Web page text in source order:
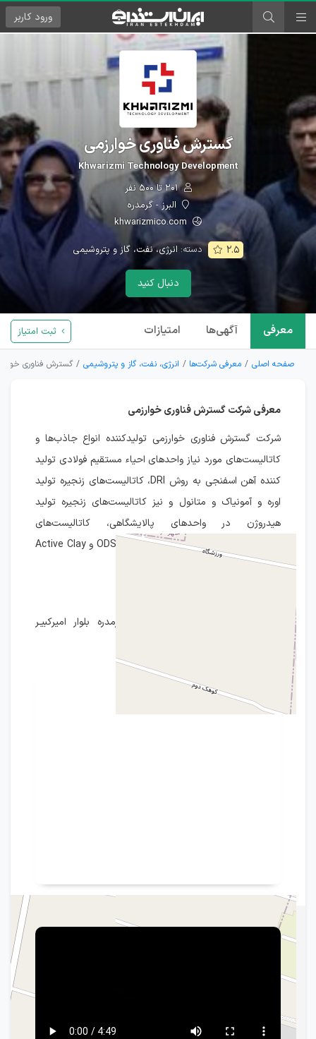
ورود کاربر
گسترش فناوری خوارزمی
Khwarizmi Technology Development
۲۰۱ تا ۵۰۰ نفر
البرز - گرمدره
۲.۵ دسته: انرژی، نفت، گاز و پتروشیمی
دنبال کنید
معرفی آگهی‌ها امتیازات ثبت امتیاز
صفحه اصلی معرفی شرکت‌ها انرژی، نفت، گاز و پتروشیمی گسترش فناوری
معرفی شرکت گسترش فناوری خوارزمی
شرکت گسترش فناوری خوارزمی تولیدکننده انواع جاذب‌ها و
کاتالیست‌های مورد نیاز واحدهای احیاء مستقیم فولادی تولید
کننده آهن اسفنجی به روش DRI، کاتالیست‌های زنجیره تولید
اوره و آمونیاک و متانول و نیز کاتالیست‌های زنجیره تولید
هیدروژن در واحدهای پالایشگاهی، کاتالیست‌های
هیدروژناسیون روغن مایع، کاتالیست‌های ODS و Active Clay
است.
اسـتان البرز، جاده مخصوص کرج، گرمدره بلوار اميرکبيـر